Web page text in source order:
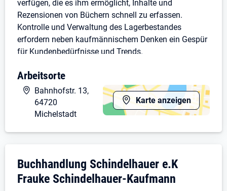
verfügen, die es ihm ermöglicht, Inhalte und
Rezensionen von Büchern schnell zu erfassen.
Kontrolle und Verwaltung des Lagerbestandes
erfordern neben kaufmännischem Denken ein Gespür
für Kundenbedürfnisse und Trends.
Die Berufsschule ist in Frankfurt und wird im
Blockunterricht besucht (2x 9 Wochen).
Voraussetzungen bei uns sind:
eine rasche Auffassungsgabe
Freude am Lesen
Freude im Umgang mit Menschen
Arbeitsorte
Karte anzeigen
Bahnhofstr. 13,
64720
Michelstadt
Unternehmensdarstellung: Buchhandlung
Buchhandlung Schindelhauer e.K
Frauke Schindelhauer-Kaufmann